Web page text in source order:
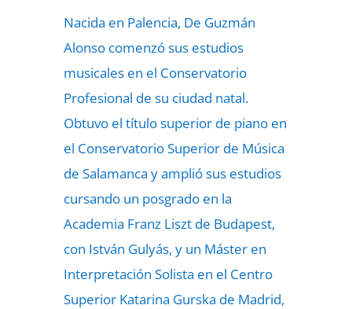
Nacida en Palencia, De Guzmán
Alonso comenzó sus estudios
musicales en el Conservatorio
Profesional de su ciudad natal.
Obtuvo el título superior de piano en
el Conservatorio Superior de Música
de Salamanca y amplió sus estudios
cursando un posgrado en la
Academia Franz Liszt de Budapest,
con István Gulyás, y un Máster en
Interpretación Solista en el Centro
Superior Katarina Gurska de Madrid,